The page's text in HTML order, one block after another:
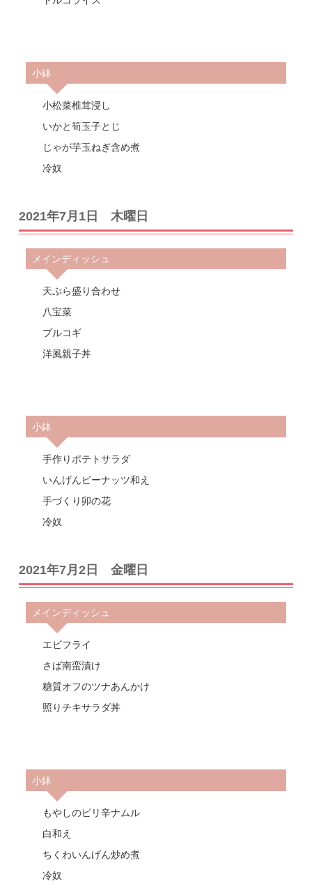
小鉢
小松菜椎茸浸し
いかと筍玉子とじ
じゃが芋玉ねぎ含め煮
冷奴
2021年7月1日 木曜日
メインディッシュ
天ぷら盛り合わせ
八宝菜
プルコギ
洋風親子丼
小鉢
手作りポテトサラダ
いんげんピーナッツ和え
手づくり卯の花
冷奴
2021年7月2日 金曜日
メインディッシュ
エビフライ
さば南蛮漬け
糖質オフのツナあんかけ
照りチキサラダ丼
小鉢
もやしのピリ辛ナムル
白和え
ちくわいんげん炒め煮
冷奴